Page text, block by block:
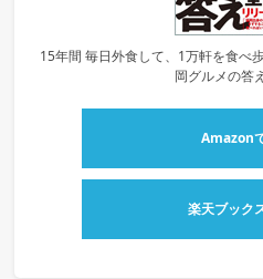
15年間 毎日外食して、1万軒を食べ
岡グルメの答
Amazon
楽天ブック